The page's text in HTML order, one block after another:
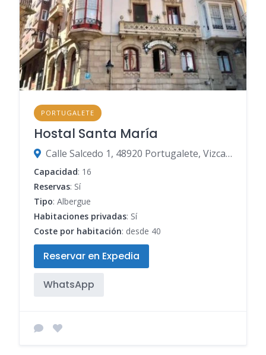
PORTUGALETE
Hostal Santa María
Calle Salcedo 1, 48920 Portugalete, Vizcaya, España
Capacidad: 16
Reservas: Sí
Tipo: Albergue
Habitaciones privadas: Sí
Coste por habitación: desde 40
Reservar en Expedia
WhatsApp